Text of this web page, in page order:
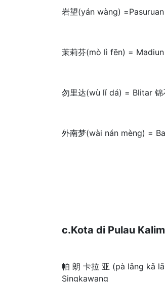
岩望(yán wàng)
茉莉芬(mò lì fēn) =
勿里达(wù lǐ dá) = Blitar
外南梦(wài nán mèng) =
c.Kota di Pulau
帕 朗 卡拉 亚 (pà lǎng kǎ
Singkawang